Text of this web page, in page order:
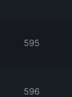
595
596